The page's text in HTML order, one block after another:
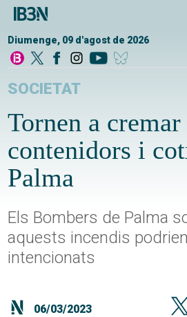
Diumenge, 09 d'agost de 2026
SOCIETAT
Tornen a cremar
contenidors i
Palma
Els Bombers de Palma
aquests incendis
intencionats
06/03/2023